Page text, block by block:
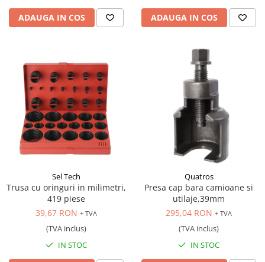
ADAUGA IN COS ADAUGA IN COS
Sel Tech
Trusa cu oringuri in milimetri,
419 piese
39,67 RON + TVA
(TVA inclus)
IN STOC
Quatros
Presa cap bara camioane si
utilaje,39mm
295,04 RON + TVA
(TVA inclus)
IN STOC